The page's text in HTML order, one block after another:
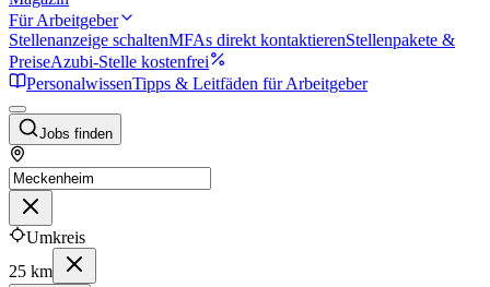
Für Arbeitgeber
Stellenanzeige schaltenMFAs direkt kontaktierenStellenpakete &
PreiseAzubi-Stelle kostenfrei
PersonalwissenTipps & Leitfäden für Arbeitgeber
Jobs finden
Umkreis
25 km